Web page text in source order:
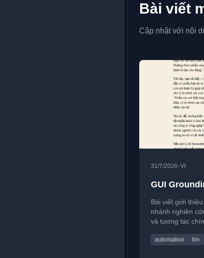
Bài viết
Cập nhật với nội
31/7/2026•VI
GUI
Bài viết giới
nhánh nghiên
và tương tác
hiệu quả.
automation llm